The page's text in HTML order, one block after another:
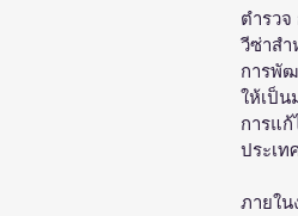
ตำรวจ
วีซ่าสำ
การพั
ให้เป็น
การแ
ประเท
ภายใ